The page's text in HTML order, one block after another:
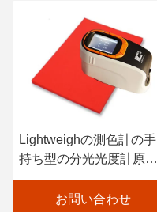
Lightweighの測色計の手
持ち型の分光光度計原子
車のペンキの走査器
お問い合わせ